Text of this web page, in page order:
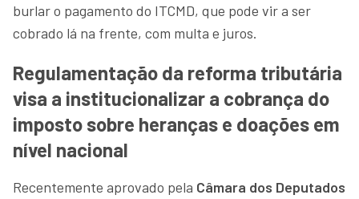
burlar o pagamento do ITCMD, que pode vir a ser
cobrado lá na frente, com multa e juros.
Regulamentação da reforma tributária
visa a institucionalizar a cobrança do
imposto sobre heranças e doações em
nível nacional
Recentemente aprovado pela Câmara dos Deputados